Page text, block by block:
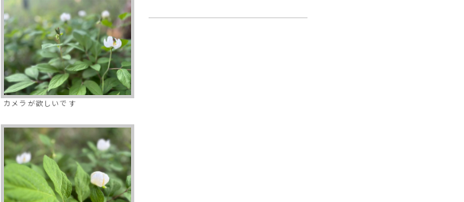
カメラが欲しいです